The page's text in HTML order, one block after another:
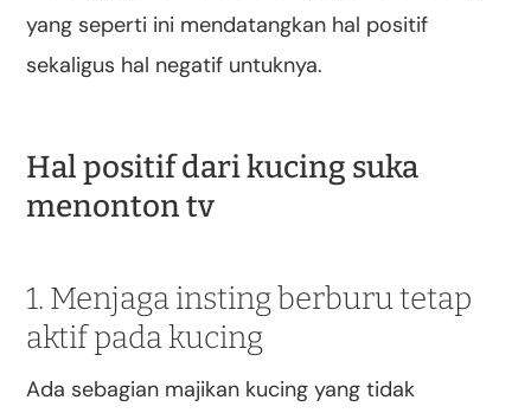
yang seperti ini mendatangkan hal positif
sekaligus hal negatif untuknya.
Hal positif dari kucing suka
menonton tv
1. Menjaga insting berburu tetap
aktif pada kucing
Ada sebagian majikan kucing yang tidak